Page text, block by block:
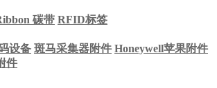
碳带 RFID标签
设备 斑马采集器附件 Honeywell苹果附件
件